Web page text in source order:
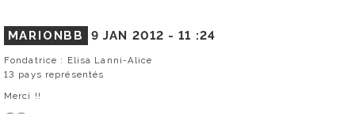
MARIONBB 9 JAN 2012 -11 :24
Fondatrice : Elisa Lanni-Alice
13 pays représentés
Merci !!